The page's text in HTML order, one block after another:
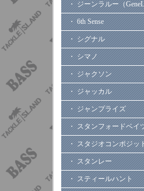
・ ジーンラルー（
・ 6th Sense
・ シグナル
・ シマノ
・ ジャクソン
・ ジャッカル
・ ジャンプライズ
・ スタンフォードベイ
・ スタジオコンポジッ
・ スタンレー
・ スティールハント